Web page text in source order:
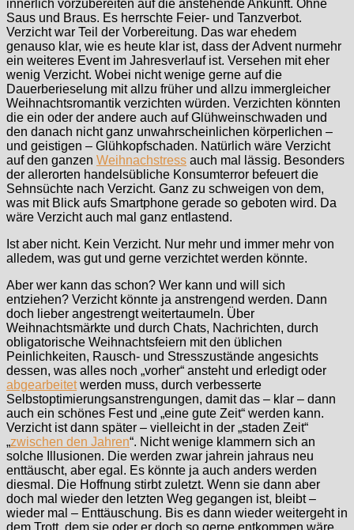
innerlich vorzubereiten auf die anstehende Ankunft. Ohne
Saus und Braus. Es herrschte Feier- und Tanzverbot.
Verzicht war Teil der Vorbereitung. Das war ehedem
genauso klar, wie es heute klar ist, dass der Advent nurmehr
ein weiteres Event im Jahresverlauf ist. Versehen mit eher
wenig Verzicht. Wobei nicht wenige gerne auf die
Dauerberieselung mit allzu früher und allzu immergleicher
Weihnachtsromantik verzichten würden. Verzichten könnten
die ein oder der andere auch auf Glühweinschwaden und
den danach nicht ganz unwahrscheinlichen körperlichen –
und geistigen – Glühkopfschaden. Natürlich wäre Verzicht
auf den ganzen Weihnachstress auch mal lässig. Besonders
der allerorten handelsübliche Konsumterror befeuert die
Sehnsüchte nach Verzicht. Ganz zu schweigen von dem,
was mit Blick aufs Smartphone gerade so geboten wird. Da
wäre Verzicht auch mal ganz entlastend.
Ist aber nicht. Kein Verzicht. Nur mehr und immer mehr von
alledem, was gut und gerne verzichtet werden könnte.
Aber wer kann das schon? Wer kann und will sich
entziehen? Verzicht könnte ja anstrengend werden. Dann
doch lieber angestrengt weitertaumeln. Über
Weihnachtsmärkte und durch Chats, Nachrichten, durch
obligatorische Weihnachtsfeiern mit den üblichen
Peinlichkeiten, Rausch- und Stresszustände angesichts
dessen, was alles noch „vorher“ ansteht und erledigt oder
abgearbeitetwerden muss, durch verbesserte
Selbstoptimierungsanstrengungen, damit das – klar – dann
auch ein schönes Fest und „eine gute Zeit“ werden kann.
Verzicht ist dann später – vielleicht in der „staden Zeit“
„zwischen den Jahren“. Nicht wenige klammern sich an
solche Illusionen. Die werden zwar jahrein jahraus neu
enttäuscht, aber egal. Es könnte ja auch anders werden
diesmal. Die Hoffnung stirbt zuletzt. Wenn sie dann aber
doch mal wieder den letzten Weg gegangen ist, bleibt –
wieder mal – Enttäuschung. Bis es dann wieder weitergeht in